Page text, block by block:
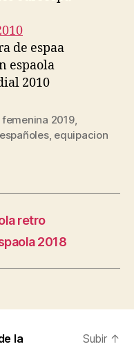
2019,
, equipacion
retro
2018
la
Subir ↑